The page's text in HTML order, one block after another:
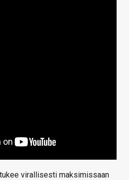
virallisesti maksimissaan